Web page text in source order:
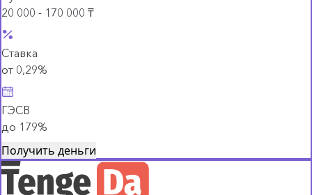
20 000 - 170 000 ₸
Ставка
от 0,29%
ГЭСВ
до 179%
Получить деньги